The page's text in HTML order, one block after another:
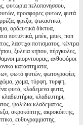
φυτωρια πελοπονησσου,
προσφορες φυτων, φυτά
φρεζα, ψεκαστικά,
αρδευτικά δίκτυα,
ποτιστικά, μπέκ, μπεκ, ποπ
λαστιχα ποτισματος, κέντρα
ξυλεια κηπου, πέργκολες,
μπορντουρας, ανθοφόροι
καταστηματα,
φωτό φυτών, φωτογραφίες
χωμα, τύρφη, τυρφη,
φυτά, κλαδεμενα φυτα,
κλαδευτηρι,
ψαλιδια κλαδεματος,
ακροκόπτης, ακροκόπτης,
ευθυγραμμιστης,